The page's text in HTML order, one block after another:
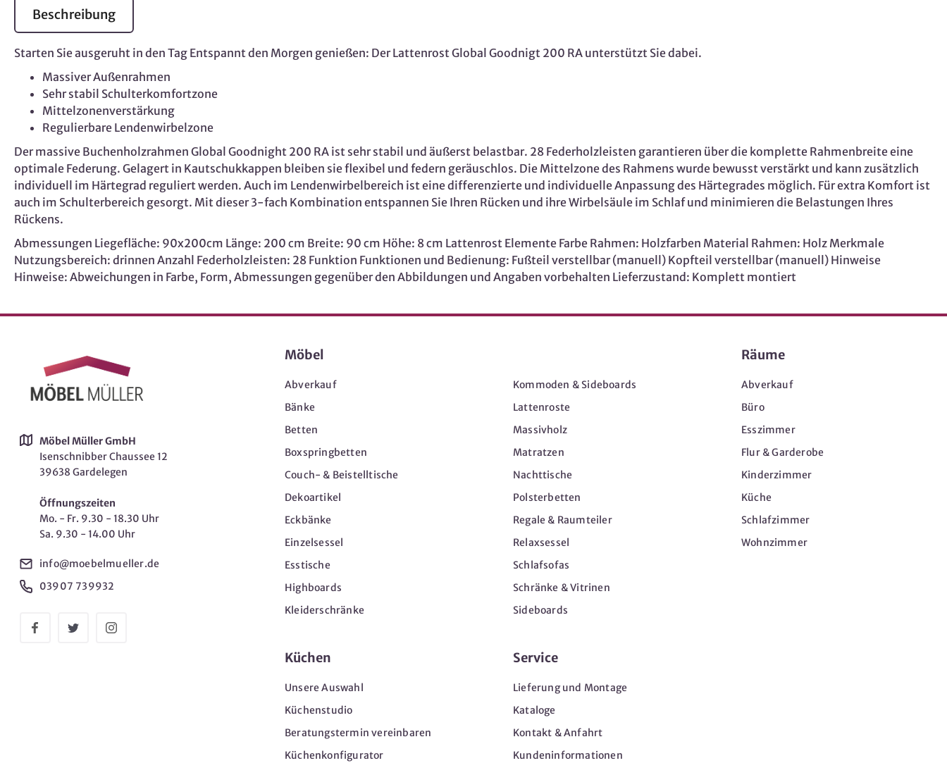
Beschreibung
Starten Sie ausgeruht in den Tag Entspannt den Morgen genießen: Der Lattenrost Global Goodnigt 200 RA unterstützt Sie dabei.
Massiver Außenrahmen
Sehr stabil Schulterkomfortzone
Mittelzonenverstärkung
Regulierbare Lendenwirbelzone
Der massive Buchenholzrahmen Global Goodnight 200 RA ist sehr stabil und äußerst belastbar. 28 Federholzleisten garantieren über die komplette Rahmenbreite eine
optimale Federung. Gelagert in Kautschukkappen bleiben sie flexibel und federn geräuschlos. Die Mittelzone des Rahmens wurde bewusst verstärkt und kann zusätzlich
individuell im Härtegrad reguliert werden. Auch im Lendenwirbelbereich ist eine differenzierte und individuelle Anpassung des Härtegrades möglich. Für extra Komfort ist
auch im Schulterbereich gesorgt. Mit dieser 3-fach Kombination entspannen Sie Ihren Rücken und ihre Wirbelsäule im Schlaf und minimieren die Belastungen Ihres
Rückens.
Abmessungen Liegefläche: 90x200cm Länge: 200 cm Breite: 90 cm Höhe: 8 cm Lattenrost Elemente Farbe Rahmen: Holzfarben Material Rahmen: Holz Merkmale
Nutzungsbereich: drinnen Anzahl Federholzleisten: 28 Funktion Funktionen und Bedienung: Fußteil verstellbar (manuell) Kopfteil verstellbar (manuell) Hinweise
Hinweise: Abweichungen in Farbe, Form, Abmessungen gegenüber den Abbildungen und Angaben vorbehalten Lieferzustand: Komplett montiert
Möbel Müller GmbH
Isenschnibber Chaussee 12
39638 Gardelegen
Öffnungszeiten
Mo. - Fr. 9.30 - 18.30 Uhr
Sa. 9.30 - 14.00 Uhr
info@moebelmueller.de
03907 739932
Möbel
Abverkauf
Bänke
Betten
Boxspringbetten
Couch- & Beistelltische
Dekoartikel
Eckbänke
Einzelsessel
Esstische
Highboards
Kleiderschränke
Kommoden & Sideboards
Lattenroste
Massivholz
Matratzen
Nachttische
Polsterbetten
Regale & Raumteiler
Relaxsessel
Schlafsofas
Schränke & Vitrinen
Sideboards
Räume
Abverkauf
Büro
Esszimmer
Flur & Garderobe
Kinderzimmer
Küche
Schlafzimmer
Wohnzimmer
Küchen
Unsere Auswahl
Küchenstudio
Beratungstermin vereinbaren
Küchenkonfigurator
Service
Lieferung und Montage
Kataloge
Kontakt & Anfahrt
Kundeninformationen